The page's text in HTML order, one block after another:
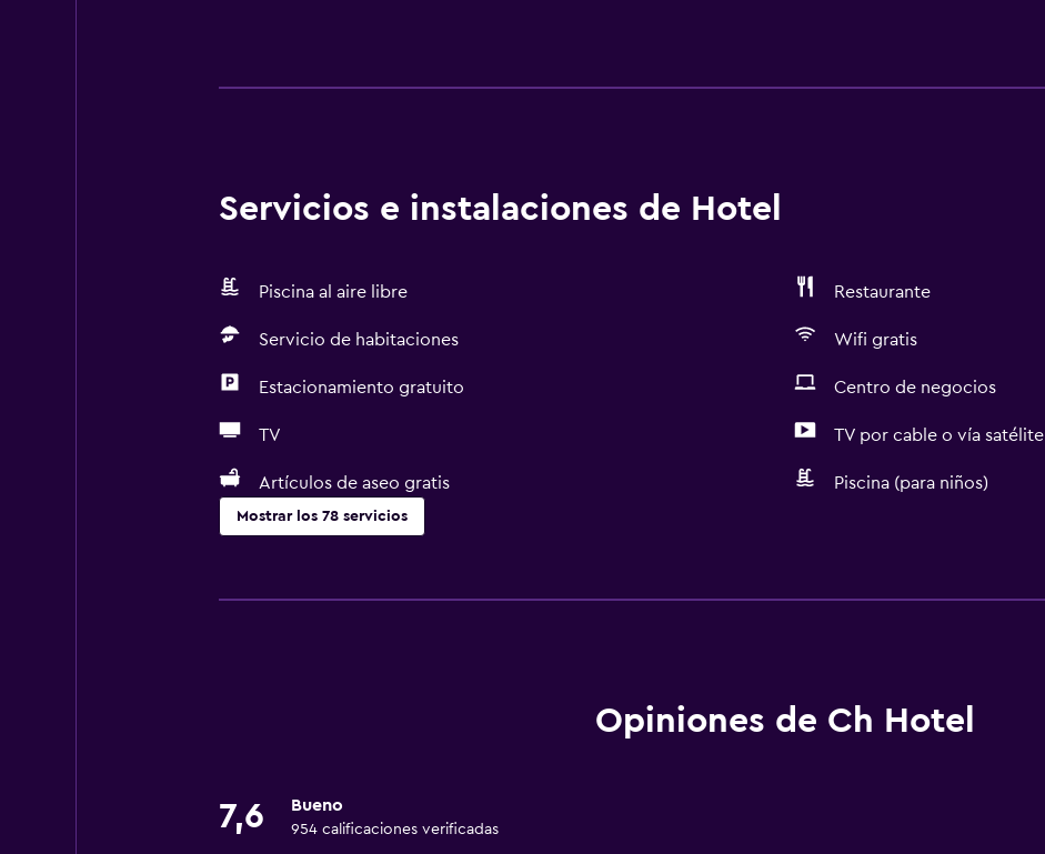
Servicios e instalaciones de Hotel
Piscina al aire libre Restaurante
Servicio de habitaciones Wifi gratis
Estacionamiento gratuito Centro de negocios
TV TV por cable o vía satélite
Artículos de aseo gratis Piscina (para niños)
Mostrar los 78 servicios
Cajero automático/banco
Cambio de divisas
Wifi gratis
Extinguidor
Opiniones de Ch Hotel
7,6 Bueno
954 calificaciones verificadas